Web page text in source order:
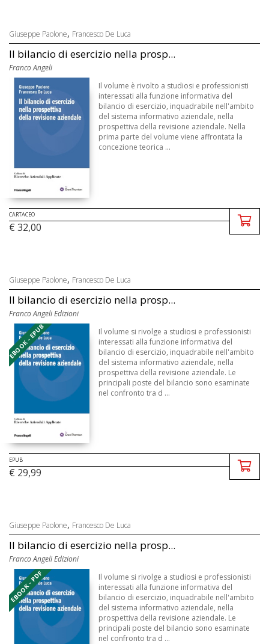
Giuseppe Paolone, Francesco De Luca
Il bilancio di esercizio nella prosp...
Franco Angeli
Il volume è rivolto a studiosi e professionisti
interessati alla funzione informativa del
bilancio di esercizio, inquadrabile nell'ambito
del sistema informativo aziendale, nella
prospettiva della revisione aziendale. Nella
prima parte del volume viene affrontata la
concezione teorica ...
CARTACEO
€ 32,00
Giuseppe Paolone, Francesco De Luca
Il bilancio di esercizio nella prosp...
Franco Angeli Edizioni
EBOOK - EPUB
Il volume si rivolge a studiosi e professionisti
interessati alla funzione informativa del
bilancio di esercizio, inquadrabile nell'ambito
del sistema informativo aziendale, nella
prospettiva della revisione aziendale. Le
principali poste del bilancio sono esaminate
nel confronto tra d ...
EPUB
€ 29,99
Giuseppe Paolone, Francesco De Luca
Il bilancio di esercizio nella prosp...
Franco Angeli Edizioni
EBOOK - PDF
Il volume si rivolge a studiosi e professionisti
interessati alla funzione informativa del
bilancio di esercizio, inquadrabile nell'ambito
del sistema informativo aziendale, nella
prospettiva della revisione aziendale. Le
principali poste del bilancio sono esaminate
nel confronto tra d ...